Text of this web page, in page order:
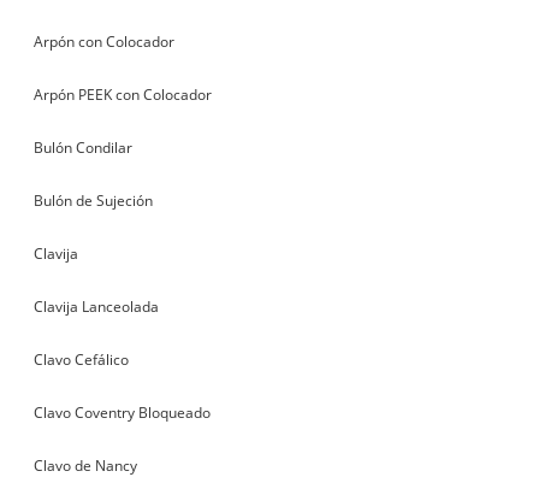
Arpón con Colocador
Arpón PEEK con Colocador
Bulón Condilar
Bulón de Sujeción
Clavija
Clavija Lanceolada
Clavo Cefálico
Clavo Coventry Bloqueado
Clavo de Nancy